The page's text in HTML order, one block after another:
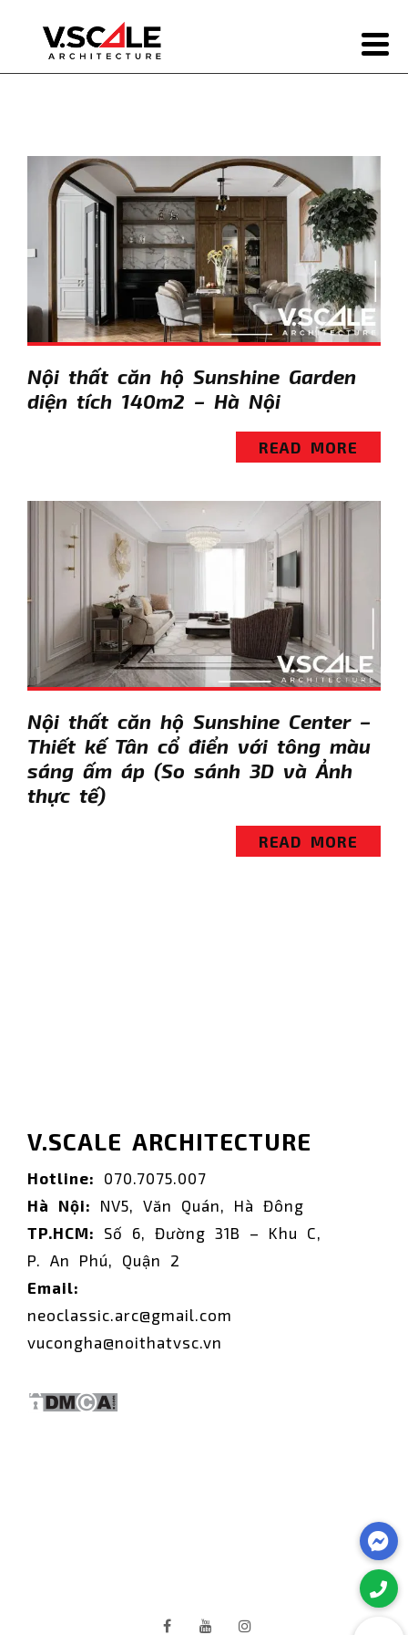
Nội thất căn hộ Sunshine Garden
diện tích 140m2 – Hà Nội
READ MORE
Nội thất căn hộ Sunshine Center –
Thiết kế Tân cổ điển với tông màu
sáng ấm áp (So sánh 3D và Ảnh
thực tế)
READ MORE
V.SCALE ARCHITECTURE
Hotline: 070.7075.007
Hà Nội: NV5, Văn Quán, Hà Đông
TP.HCM: Số 6, Đường 31B – Khu C,
P. An Phú, Quận 2
Email:
neoclassic.arc@gmail.com
vucongha@noithatvsc.vn